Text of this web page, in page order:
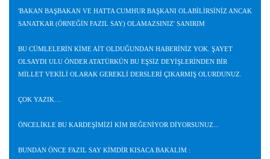
'BAKAN BAŞBAKAN VE HATTA CUMHUR BAŞKANI OLABİLİRSİNİZ ANCAK
SANATKAR (ÖRNEĞİN FAZIL SAY) OLAMAZSINIZ' SANIRIM
BU CÜMLELERİN KİME AİT OLDUĞUNDAN HABERİNİZ YOK. ŞAYET
OLSAYDI ULU ÖNDER ATATÜRKÜN BU EŞSİZ DEYİŞLERİNDEN BİR
MİLLET VEKİLİ OLARAK GEREKLİ DERSLERİ ÇIKARMIŞ OLURDUNUZ.
ÇOK YAZIK…
ÖNCELİKLE BU KARDEŞİMİZİ KİM BEĞENİYOR DİYORSUNUZ...
BUNDAN ÖNCE FAZIL SAY KİMDİR KISACA BAKALIM :